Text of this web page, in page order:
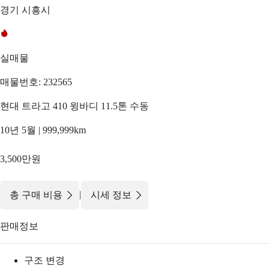
경기 시흥시
실매물
매물번호: 232565
현대 트라고 410 윙바디 11.5톤 수동
10년 5월 | 999,999km
3,500만원
총 구매 비용 | 시세 정보
판매정보
구조 변경